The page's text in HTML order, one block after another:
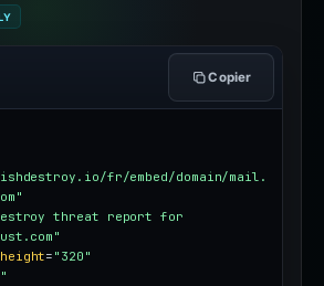
Copier
fr/embed/domain/mail.
threat report for
height= "320"